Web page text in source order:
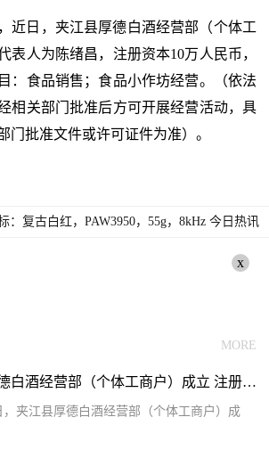
近日，夹江县厚德白酒经营部（个体工
表人为陈绪昌，注册资本10万人民币，
：食品销售；食品小作坊经营。（依法
相关部门批准后方可开展经营活动，具
门批准文件或许可证件为准）。
：复古白红，PAW3950，55g，8kHz 今日热讯
x
MORE
今亮点！夹江县厚德白酒经营部（个体工商户）成立 注册资本10万人民币
夹江县厚德白酒经营部（个体工商户）成